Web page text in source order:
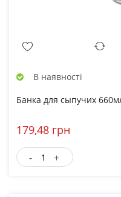
В наявності
Банка для сыпучих
179,48 грн
- +